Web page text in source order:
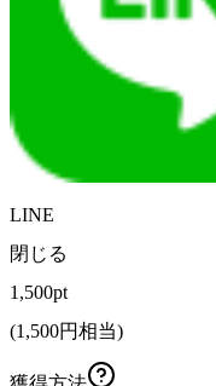
LINE
閉じる
1,500pt
(1,500円相当)